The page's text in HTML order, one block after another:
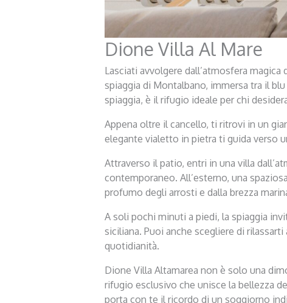
Dione Villa Al Mare
Lasciati avvolgere dall’atmosfera magica
spiaggia di Montalbano, immersa tra il
spiaggia, è il rifugio ideale per chi
Appena oltre il cancello, ti ritrovi in un
elegante vialetto in pietra ti guida verso
Attraverso il patio, entri in una villa
contemporaneo. All’esterno, una
profumo degli arrosti e dalla brezza
A soli pochi minuti a piedi, la spiaggia
siciliana. Puoi anche scegliere di
quotidianità.
Dione Villa Altamarea non è solo una
rifugio esclusivo che unisce la bellezza
porta con te il ricordo di un soggiorno